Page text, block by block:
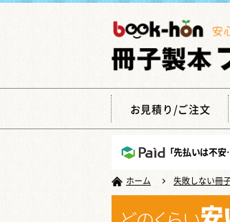
お見積り/ご注文
「先払いは不
ホーム 失敗しない冊